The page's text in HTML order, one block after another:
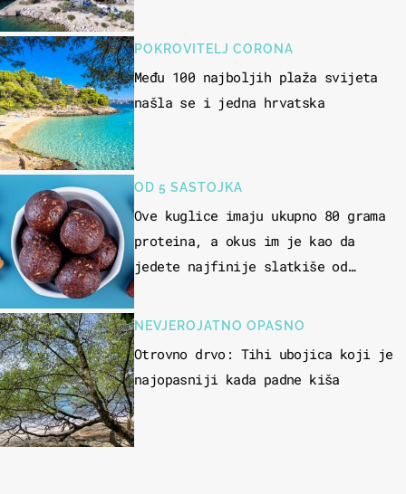
POKROVITELJ CORONA
Među 100 najboljih plaža svijeta
našla se i jedna hrvatska
OD 5 SASTOJKA
Ove kuglice imaju ukupno 80 grama
proteina, a okus im je kao da
jedete najfinije slatkiše od
NEVJEROJATNO OPASNO
Otrovno drvo: Tihi ubojica koji je
najopasniji kada padne kiša